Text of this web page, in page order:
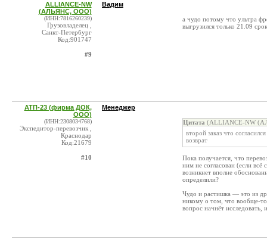
ALLIANCE-NW
(АЛЬЯНС, ООО)
(ИНН:7816260239)
Грузовладелец ,
Санкт-Петербург
Код:901747
#9
Вадим
а чудо потому что ультра
выгрузился только 21.09
АТП-23 (фирма ДОК,
ООО)
(ИНН:2308034768)
Экспедитор-перевозчик ,
Краснодар
Код:21679
#10
Менеджер
Цитата (ALLIANCE-NW
второй заказ что
возврат
Пока получается, что
ним не согласован (если всё
возникнет вполне
определили?
Чудо и растишка — это из
никому о том, что вообще-то
вопрос начнёт исследовать,